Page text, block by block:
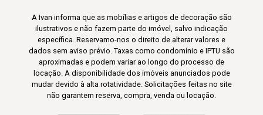
A Ivan informa que as mobílias e artigos de decoração são
ilustrativos e não fazem parte do imóvel, salvo indicação
específica. Reservamo-nos o direito de alterar valores e
dados sem aviso prévio. Taxas como condomínio e IPTU são
aproximadas e podem variar ao longo do processo de
locação. A disponibilidade dos imóveis anunciados pode
mudar devido à alta rotatividade. Solicitações feitas no site
não garantem reserva, compra, venda ou locação.